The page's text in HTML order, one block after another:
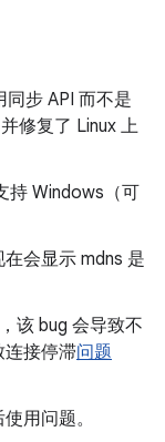
同步 API 而不是
修复了 Linux 上
持 Windows（可
在会显示 mdns 是
该 bug 会导致不
连接停滞问题
用问题。